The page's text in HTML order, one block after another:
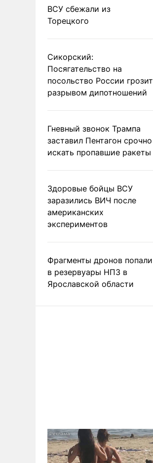
ВСУ сбежали из
Торецкого
Сикорский:
Посягательство на
посольство России грозит
разрывом дипотношений
Гневный звонок Трампа
заставил Пентагон срочно
искать пропавшие ракеты
Здоровые бойцы ВСУ
заразились ВИЧ после
американских
экспериментов
Фрагменты дронов попали
в резервуары НПЗ в
Ярославской области